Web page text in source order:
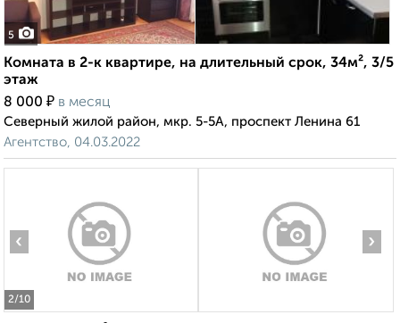
5
Комната в 2-к квартире, на длительный срок, 34м², 3/5
этаж
8 000 ₽ в месяц
Северный жилой район, мкр. 5-5А, проспект Ленина 61
Агентство, 04.03.2022
2/10
‹ ›